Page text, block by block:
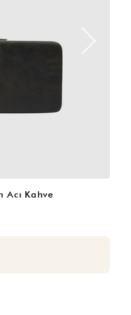
Acı Kahve